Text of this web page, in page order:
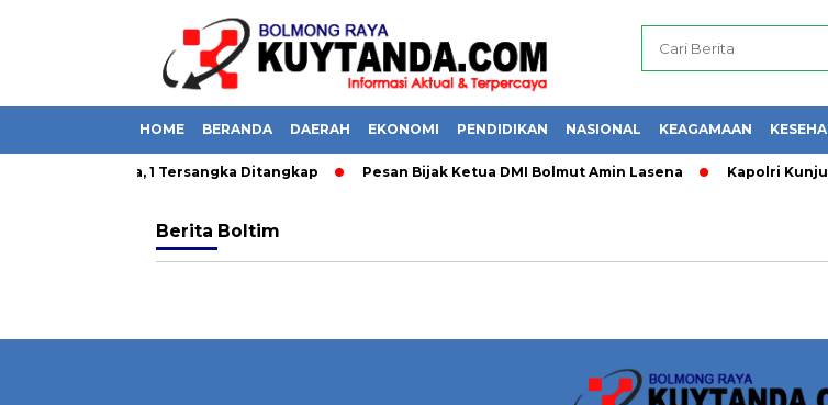
HOME BERANDA DAERAH EKONOMI PENDIDIKAN NASIONAL KEAGAMAAN
di Boltara, 1 Tersangka Ditangkap Pesan Bijak Ketua DMI Bolmut Amin Lasena Kapolri
Berita Boltim